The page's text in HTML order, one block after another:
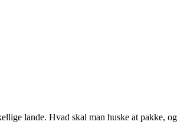
lande. Hvad skal man huske at pakke,